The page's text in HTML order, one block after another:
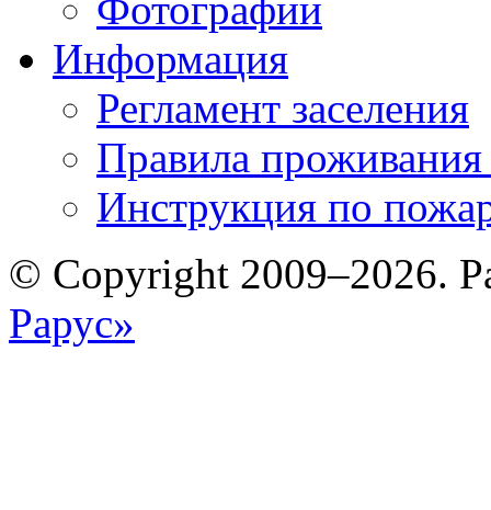
Информация
Регламент заселения
Правила
Инструкция по
© Copyright 2009–2026.
Рарус»